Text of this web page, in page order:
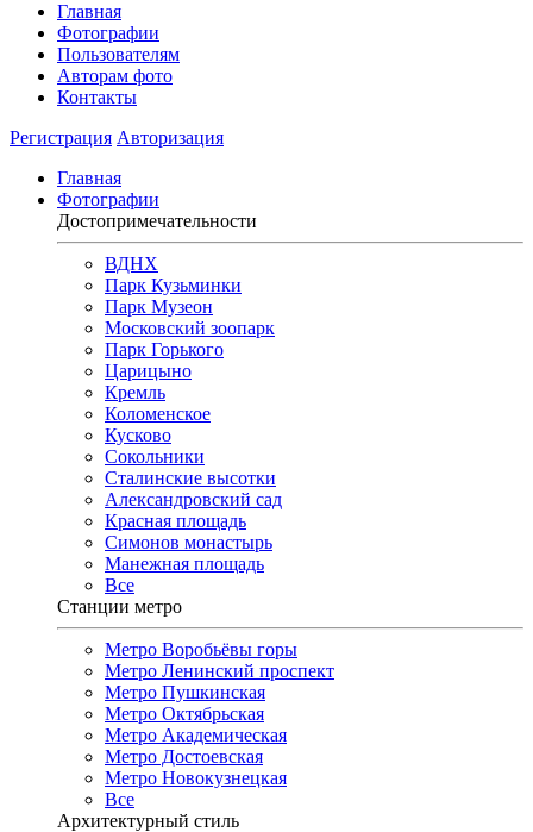
Главная
Фотографии
Пользователям
Авторам фото
Контакты
Регистрация Авторизация
Главная
Фотографии
Достопримечательности
ВДНХ
Парк Кузьминки
Парк Музеон
Московский зоопарк
Парк Горького
Царицыно
Кремль
Коломенское
Кусково
Сокольники
Сталинские высотки
Александровский сад
Красная площадь
Симонов монастырь
Манежная площадь
Все
Станции метро
Метро Воробьёвы горы
Метро Ленинский проспект
Метро Пушкинская
Метро Октябрьская
Метро Академическая
Метро Достоевская
Метро Новокузнецкая
Все
Архитектурный стиль